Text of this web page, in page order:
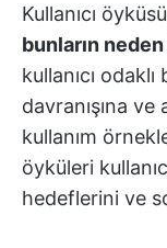
Kullanıcı
bunların
kullanıcı
davranışına ve
kullanım
öyküleri
hedeflerini ve